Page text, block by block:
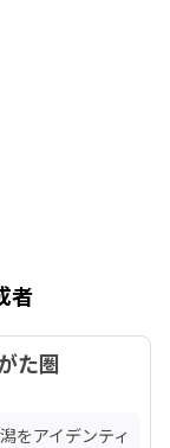
者
た圏
をアイデンティ